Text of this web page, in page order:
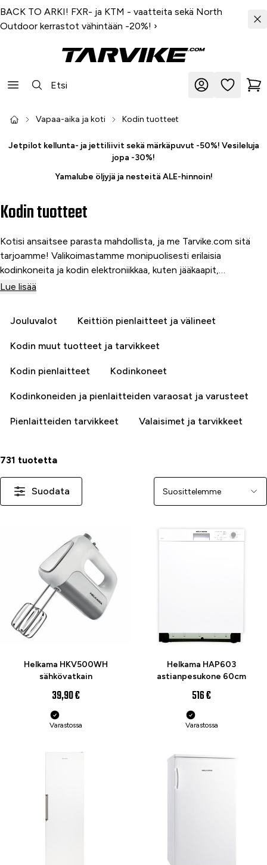
BACK TO ARKI! FXR- ja KTM - vaatteita sekä North
Outdoor kerrastot vähintään -20%! ›
Vapaa-aika ja koti Kodin tuotteet
Jetpilot kellunta- ja jettiliivit sekä märkäpuvut -50%! Vesileluja
jopa -30%!
Yamalube öljyjä ja nesteitä ALE-hinnoin!
Kodin tuotteet
Kotisi ansaitsee parasta mahdollista, ja me Tarvike.com sitä
tarjoamme! Valikoimastamme monipuolisesti erilaisia
kodinkoneita ja kodin elektroniikkaa, kuten jääkaapit,
pyykinpesukoneet ja mikroaaltouunit. Laadukkaat kodin
Lue lisää
Jouluvalot Keittiön pienlaitteet ja välineet
Kodin muut tuotteet ja tarvikkeet
Kodin pienlaitteet Kodinkoneet
Kodinkoneiden ja pienlaitteiden varaosat ja varusteet
Pienlaitteiden tarvikkeet Valaisimet ja tarvikkeet
731 tuotetta
Suodata Järjestä
Helkama HKV500WH
sähkövatkain
39,90 €
Varastossa
Helkama HAP603
astianpesukone 60cm
516 €
Varastossa